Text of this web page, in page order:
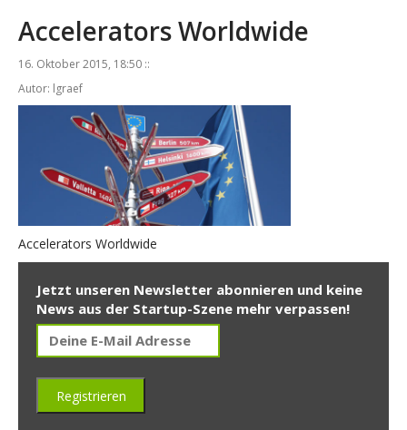
Accelerators Worldwide
16. Oktober 2015, 18:50 ::
Autor: lgraef
Accelerators Worldwide
Jetzt unseren Newsletter abonnieren und keine
News aus der Startup-Szene mehr verpassen!